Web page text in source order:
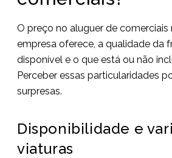
O preço no aluguer de comerciais
empresa oferece, a qualidade da
disponível e o que está ou não
Perceber essas particularidades
surpresas.
Disponibilidade e
viaturas